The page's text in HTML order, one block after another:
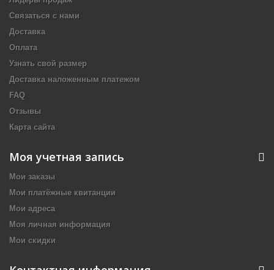
Связаться с нами
Доставка
Оплата
Узнать свой размер
Доставка наложенным платежом
FAQ
Отзывы
Карта сайта
Моя учетная запись
Мои заказы
Мои платёжные квитанции
Мои адреса
Моя личная информация
Мои скидки